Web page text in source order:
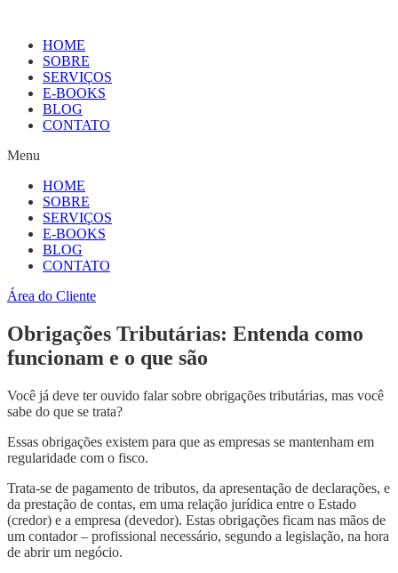
HOME
SOBRE
SERVIÇOS
E-BOOKS
BLOG
CONTATO
Menu
HOME
SOBRE
SERVIÇOS
E-BOOKS
BLOG
CONTATO
Área do Cliente
Obrigações Tributárias: Entenda como
funcionam e o que são
Você já deve ter ouvido falar sobre obrigações tributárias, mas você
sabe do que se trata?
Essas obrigações existem para que as empresas se mantenham em
regularidade com o fisco.
Trata-se de pagamento de tributos, da apresentação de declarações, e
da prestação de contas, em uma relação jurídica entre o Estado
(credor) e a empresa (devedor). Estas obrigações ficam nas mãos de
um contador – profissional necessário, segundo a legislação, na hora
de abrir um negócio.